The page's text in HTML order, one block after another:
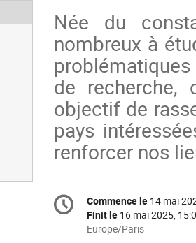
Née du
nombreux à
de recherche,
objectif de
pays
renforcer nos
Information
de
Date/Heure
Commence le 14 mai
Finit le 16 mai 2025,
Toutes
Europe/Paris